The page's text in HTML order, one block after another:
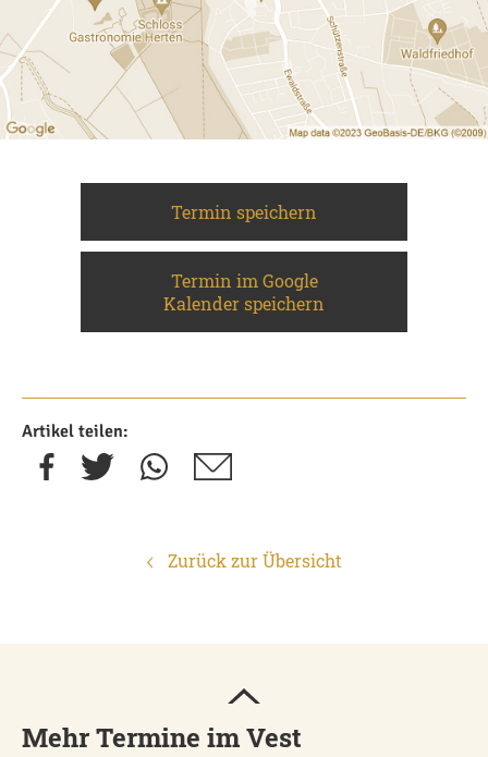
Termin speichern
Termin im Google
Kalender speichern
Artikel teilen:
Zurück zur Übersicht
Mehr Termine im Vest